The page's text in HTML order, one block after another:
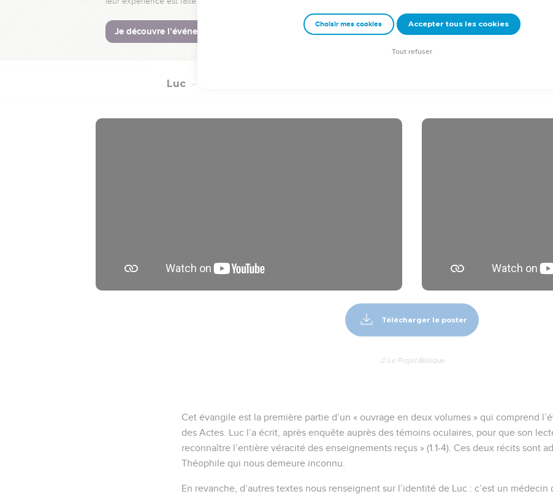
Or le Seigneur après leur avoir parlé [de la sorte] fut élevé en haut au ciel, et s'assit à
20 Et eux étant partis prêchèrent partout ; et le Seigneur coopérait avec eux, et confirmait
Luc
Télécharger le poster
© Le Projet Biblique
Cet évangile est la première partie d’un « ouvrage en deux volumes » qui comprend
des Actes. Luc l’a écrit, après enquête auprès des témoins oculaires, pour que son
reconnaître l’entière véracité des enseignements reçus » (1.1-4). Ces deux récits sont
Théophile qui nous demeure inconnu.
En revanche, d’autres textes nous renseignent sur l’identité de Luc : c’est un médecin
Choisir mes cookies Accepter tous les cookies
Tout refuser